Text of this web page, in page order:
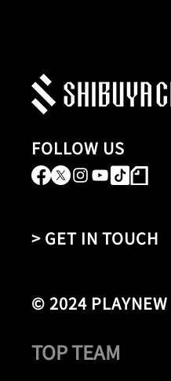
FOLLOW US
> GET IN TOUCH
© 2024 PLAYNEW
TOP TEAM